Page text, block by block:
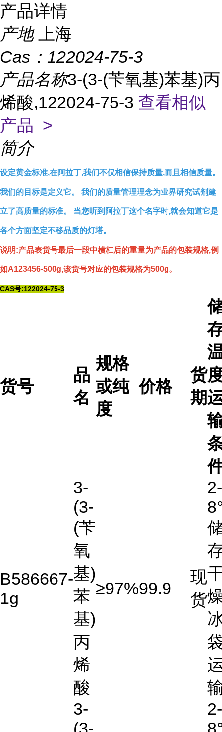
产品详情
产地
上海
Cas： 122024-75-3
产品名称3-(3-(苄氧基)苯基)丙
烯酸,122024-75-3 查看相似
产品 >
简介
设定黄金标准,在阿拉丁,我们不仅相信保持质量,而且相信质量。
我们的目标是定义它。 我们的质量管理理念为业界研究试剂建
立了高质量的标准。 当您听到阿拉丁这个名字时,就会知道它是
各个方面坚定不移品质的灯塔。
说明:产品表货号最后一段中横杠后的重量为产品的包装规格,例
如A123456-500g,该货号对应的包装规格为500g。
CAS号:122024-75-3
货号
品
名
规格
或纯
度
价格
货
期
B586667-
1g
3-
(3-
(苄
氧
基)
苯
基)
丙
烯
酸
≥97%99.9
现
货
2-
3-
(3-
2-